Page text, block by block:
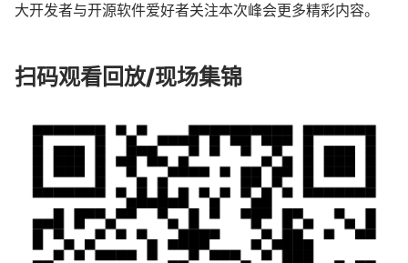
大开发者与开源软件爱好者关注本次峰会更多精彩内容。
扫码观看回放/现场集锦